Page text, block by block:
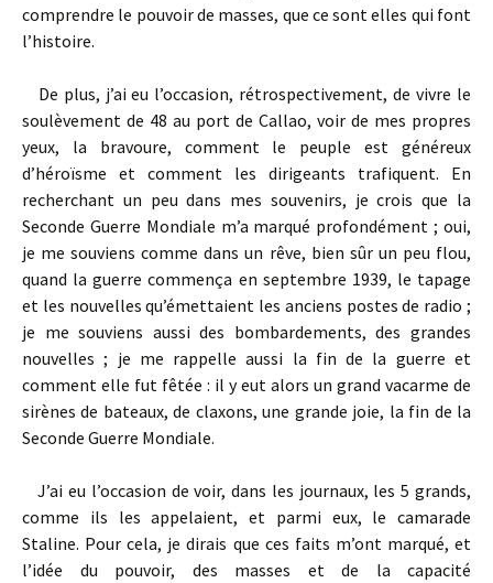
comprendre le pouvoir de masses, que ce sont elles qui font
l’histoire.
De plus, j’ai eu l’occasion, rétrospectivement, de vivre le
soulèvement de 48 au port de Callao, voir de mes propres
yeux, la bravoure, comment le peuple est généreux
d’héroïsme et comment les dirigeants trafiquent. En
recherchant un peu dans mes souvenirs, je crois que la
Seconde Guerre Mondiale m’a marqué profondément ; oui,
je me souviens comme dans un rêve, bien sûr un peu flou,
quand la guerre commença en septembre 1939, le tapage
et les nouvelles qu’émettaient les anciens postes de radio ;
je me souviens aussi des bombardements, des grandes
nouvelles ; je me rappelle aussi la fin de la guerre et
comment elle fut fêtée : il y eut alors un grand vacarme de
sirènes de bateaux, de claxons, une grande joie, la fin de la
Seconde Guerre Mondiale.
J’ai eu l’occasion de voir, dans les journaux, les 5 grands,
comme ils les appelaient, et parmi eux, le camarade
Staline. Pour cela, je dirais que ces faits m’ont marqué, et
l’idée du pouvoir, des masses et de la capacité